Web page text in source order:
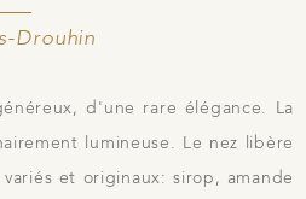
Drouhin
d'une rare élégance. La
lumineuse. Le nez libère
et originaux: sirop, amande